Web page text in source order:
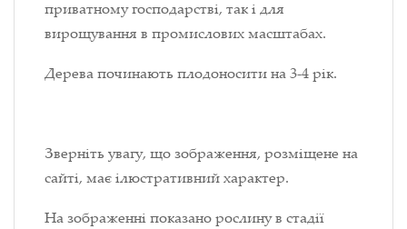
приватному господарстві, так і для
вирощування в промислових масштабах.
Дерева починають плодоносити на 3-4 рік.
Зверніть увагу, що зображення, розміщене на
сайті, має ілюстративний характер.
На зображенні показано рослину в стадії